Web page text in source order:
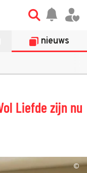
nieuws
Liefde zijn nu
©